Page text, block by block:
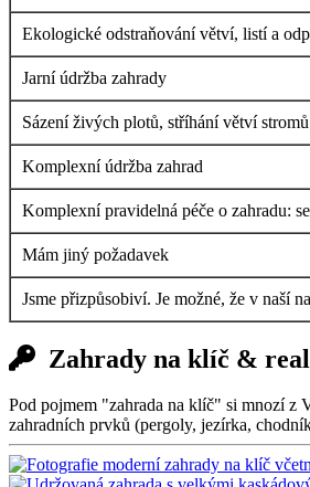
Ekologické odstraňování větví, listí a
Jarní údržba zahrady
Sázení živých plotů, stříhání větví
Komplexní údržba zahrad
Komplexní pravidelná péče o zahradu:
Mám jiný požadavek
Jsme přizpůsobiví. Je možné, že v naší
Zahrady na klíč &
Pod pojmem "zahrada na klíč" si mnozí z
zahradních prvků (pergoly, jezírka,